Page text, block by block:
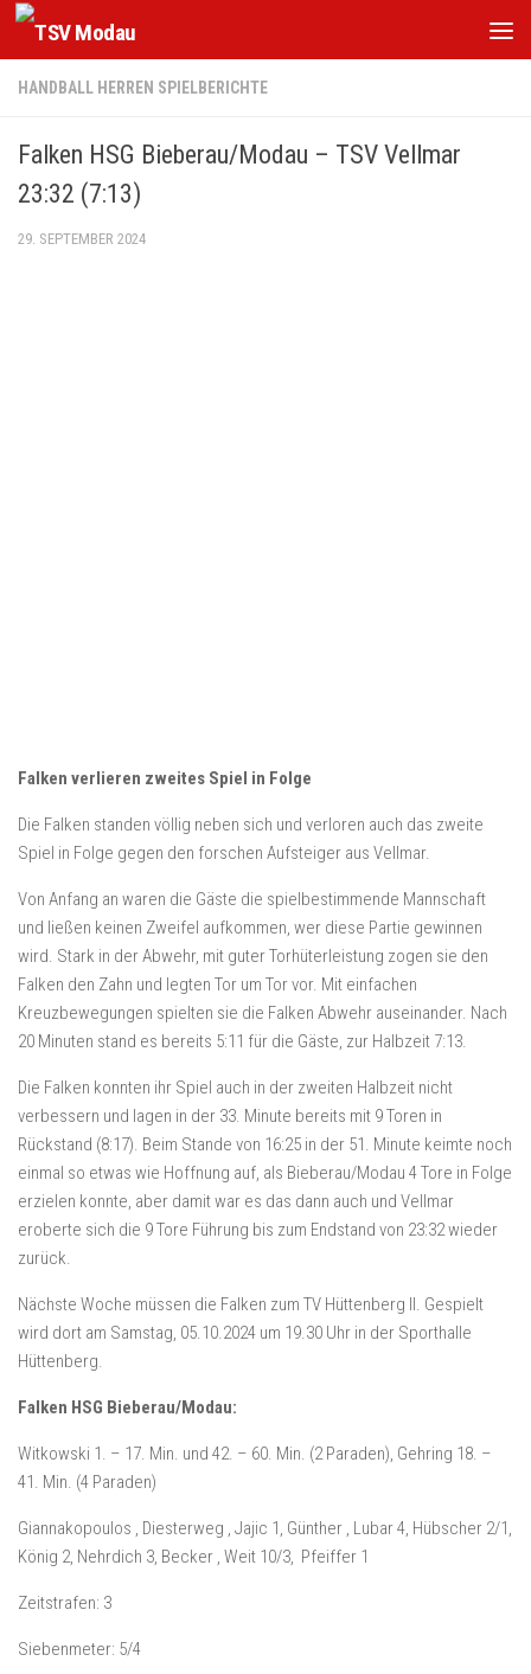
Zum Inhalt springen
HANDBALL HERREN SPIELBERICHTE
Falken HSG Bieberau/Modau – TSV Vellmar
23:32 (7:13)
29. SEPTEMBER 2024
Falken verlieren zweites Spiel in Folge
Die Falken standen völlig neben sich und verloren auch das zweite
Spiel in Folge gegen den forschen Aufsteiger aus Vellmar.
Von Anfang an waren die Gäste die spielbestimmende Mannschaft
und ließen keinen Zweifel aufkommen, wer diese Partie gewinnen
wird. Stark in der Abwehr, mit guter Torhüterleistung zogen sie den
Falken den Zahn und legten Tor um Tor vor. Mit einfachen
Kreuzbewegungen spielten sie die Falken Abwehr auseinander. Nach
20 Minuten stand es bereits 5:11 für die Gäste, zur Halbzeit 7:13.
Die Falken konnten ihr Spiel auch in der zweiten Halbzeit nicht
verbessern und lagen in der 33. Minute bereits mit 9 Toren in
Rückstand (8:17). Beim Stande von 16:25 in der 51. Minute keimte noch
einmal so etwas wie Hoffnung auf, als Bieberau/Modau 4 Tore in Folge
erzielen konnte, aber damit war es das dann auch und Vellmar
eroberte sich die 9 Tore Führung bis zum Endstand von 23:32 wieder
zurück.
Nächste Woche müssen die Falken zum TV Hüttenberg II. Gespielt
wird dort am Samstag, 05.10.2024 um 19.30 Uhr in der Sporthalle
Hüttenberg.
Falken HSG Bieberau/Modau:
Witkowski 1. – 17. Min. und 42. – 60. Min. (2 Paraden), Gehring 18. –
41. Min. (4 Paraden)
Giannakopoulos , Diesterweg , Jajic 1, Günther , Lubar 4, Hübscher 2/1,
König 2, Nehrdich 3, Becker , Weit 10/3, Pfeiffer 1
Zeitstrafen: 3
Siebenmeter: 5/4